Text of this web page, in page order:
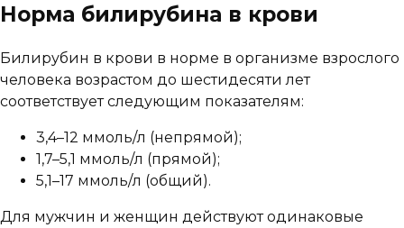
Норма билирубина в крови
Билирубин в крови в норме в организме взрослого
человека возрастом до шестидесяти лет
соответствует следующим показателям:
3,4–12 ммоль/л (непрямой);
1,7–5,1 ммоль/л (прямой);
5,1–17 ммоль/л (общий).
Для мужчин и женщин действуют одинаковые